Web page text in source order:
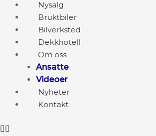
Nysalg
Bruktbiler
Bilverksted
Dekkhotell
Om oss
Ansatte
Videoer
Nyheter
Kontakt